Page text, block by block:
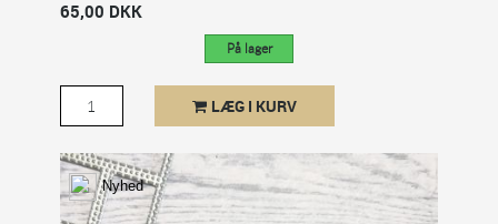
65,00 DKK
På lager
LÆG I KURV
Nyhed